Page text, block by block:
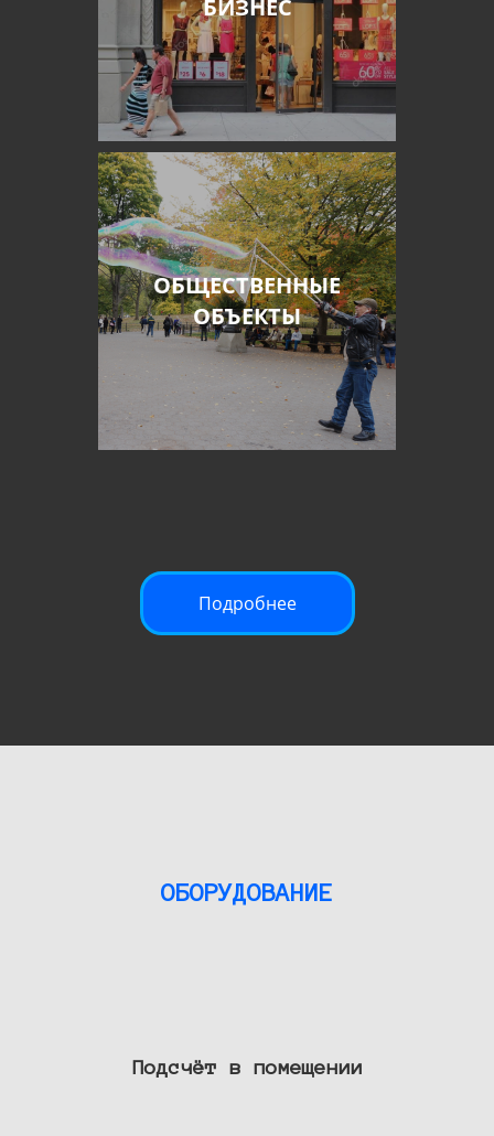
БИЗНЕС
ОБЩЕСТВЕННЫЕ
ОБЪЕКТЫ
Подробнее
ОБОРУДОВАНИЕ
Подсчёт в помещении